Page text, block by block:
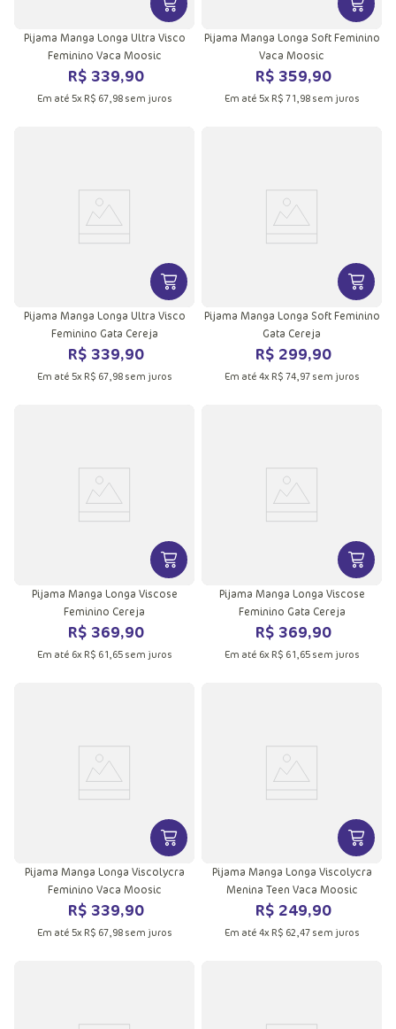
VER MAIS INFORMAÇÕES DO
Pijama Manga Longa Ultra Visco
Feminino Vaca Moosic
R$ 339,90
Em até 5x R$ 67, 98sem juros
VER
Pijama Manga Longa Soft Feminino
Vaca Moosic
R$ 359,90
Em até 5x R$ 71 98sem juros
VER MAIS INFORMAÇÕES DO
Pijama Manga Longa Ultra Visco
Feminino Gata Cereja
R$ 339,90
Em até 5x R$ 67, 98sem juros
VER
Pijama Manga Longa Soft Feminino
Gata Cereja
R$ 299,90
Em até 4x R$ 74, 97sem juros
VER MAIS INFORMAÇÕES DO
Pijama Manga Longa Viscose
Feminino Cereja
R$ 369,90
Em até 6x R$ 61 65sem juros
VER
Pijama Manga Longa Viscose
Feminino Gata Cereja
R$ 369,90
Em até 6x R$ 61 65sem juros
VER MAIS INFORMAÇÕES DO
Pijama Manga Longa Viscolycra
Feminino Vaca Moosic
R$ 339,90
Em até 5x R$ 67, 98sem juros
VER
Pijama Manga Longa Viscolycra
Menina Teen Vaca Moosic
R$ 249,90
Em até 4x R$ 62 47sem juros